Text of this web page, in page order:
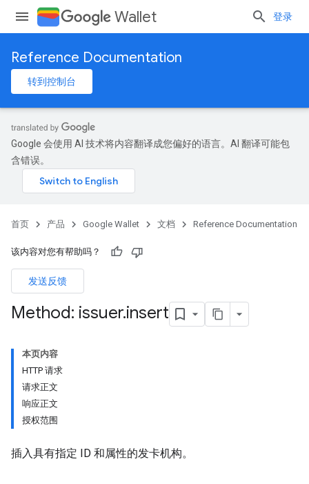
Wallet 登录
Reference Documentation
转到控制台
Google 会使用 AI 技术将内容翻译成您偏好的语言。AI 翻译可能包
含错误。
首页 产品 Google Wallet 文档 Reference Documentation
该内容对您有帮助吗？
发送反馈
Method: issuer.insert
本页内容
HTTP 请求
请求正文
响应正文
授权范围
插入具有指定 ID 和属性的发卡机构。